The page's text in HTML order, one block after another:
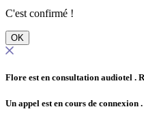
C'est confirmé !
OK
Flore est en consultation audiotel .
Un appel est en cours de connexion